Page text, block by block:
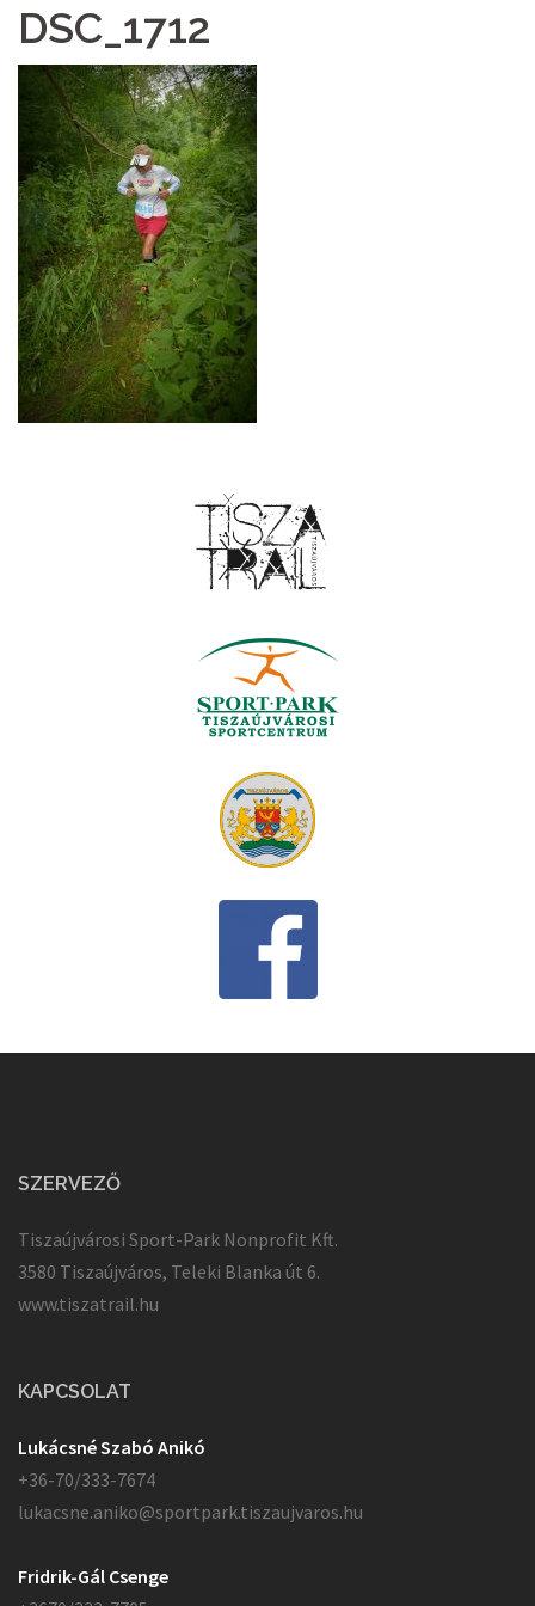
DSC_1712
SZERVEZŐ
Tiszaújvárosi Sport-Park Nonprofit Kft.
3580 Tiszaújváros, Teleki Blanka út 6.
www.tiszatrail.hu
KAPCSOLAT
Lukácsné Szabó Anikó
+36-70/333-7674
lukacsne.aniko@sportpark.tiszaujvaros.hu
Fridrik-Gál Csenge